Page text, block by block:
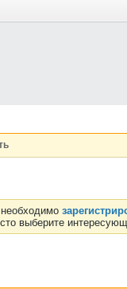
выберите